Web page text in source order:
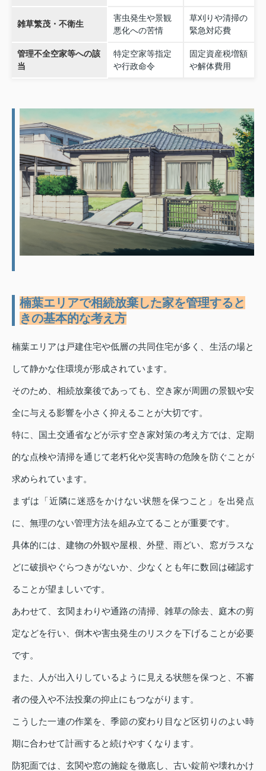
雑草繁茂・不衛生
害虫発生や景観
悪化への苦情
草刈りや清掃の
緊急対応費
管理不全空家等への該
当
特定空家等指定
や行政命令
固定資産税増額
や解体費用
楠葉エリアで相続放棄した家を管理すると
きの基本的な考え方
楠葉エリアは戸建住宅や低層の共同住宅が多く、生活の場と
して静かな住環境が形成されています。
そのため、相続放棄後であっても、空き家が周囲の景観や安
全に与える影響を小さく抑えることが大切です。
特に、国土交通省などが示す空き家対策の考え方では、定期
的な点検や清掃を通じて老朽化や災害時の危険を防ぐことが
求められています。
まずは「近隣に迷惑をかけない状態を保つこと」を出発点
に、無理のない管理方法を組み立てることが重要です。
具体的には、建物の外観や屋根、外壁、雨どい、窓ガラスな
どに破損やぐらつきがないか、少なくとも年に数回は確認す
ることが望ましいです。
あわせて、玄関まわりや通路の清掃、雑草の除去、庭木の剪
定などを行い、倒木や害虫発生のリスクを下げることが必要
です。
また、人が出入りしているように見える状態を保つと、不審
者の侵入や不法投棄の抑止にもつながります。
こうした一連の作業を、季節の変わり目など区切りのよい時
期に合わせて計画すると続けやすくなります。
防犯面では、玄関や窓の施錠を徹底し、古い錠前や壊れかけ